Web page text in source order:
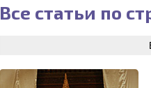
Все статьи по